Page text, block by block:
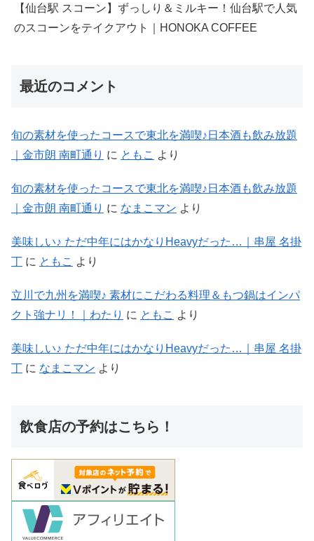
【仙台駅 スコーン】ずっしり＆ミルキー！仙台駅で人気
のスコーンをテイクアウト｜HONOKA COFFEE
最近のコメント
旬の素材を使ったコースで東北を満喫♪日本酒も飲み放題
｜金市朗 南町通り に ともこ より
旬の素材を使ったコースで東北を満喫♪日本酒も飲み放題
｜金市朗 南町通り に なまこマン より
美味しい♪ ただ中年にはかなりHeavyだった…｜串屋 名掛
丁 に ともこ より
立川で九州を満喫♪ 素材にこだわる料理＆もつ鍋はインパ
クト強ナリ！｜わたり に ともこ より
美味しい♪ ただ中年にはかなりHeavyだった…｜串屋 名掛
丁 に なまこマン より
飲食店の予約はこちら！